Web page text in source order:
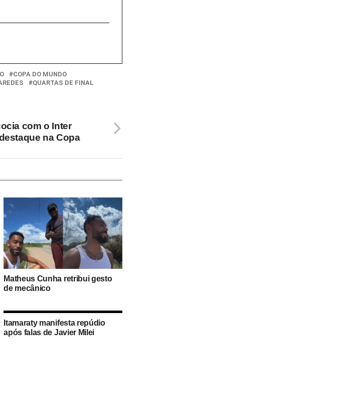
COPA DO MUNDO
QUARTAS DE FINAL
com o Inter
na Copa
Matheus Cunha retribui gesto
de mecânico
Itamaraty manifesta repúdio
após falas de Javier Milei